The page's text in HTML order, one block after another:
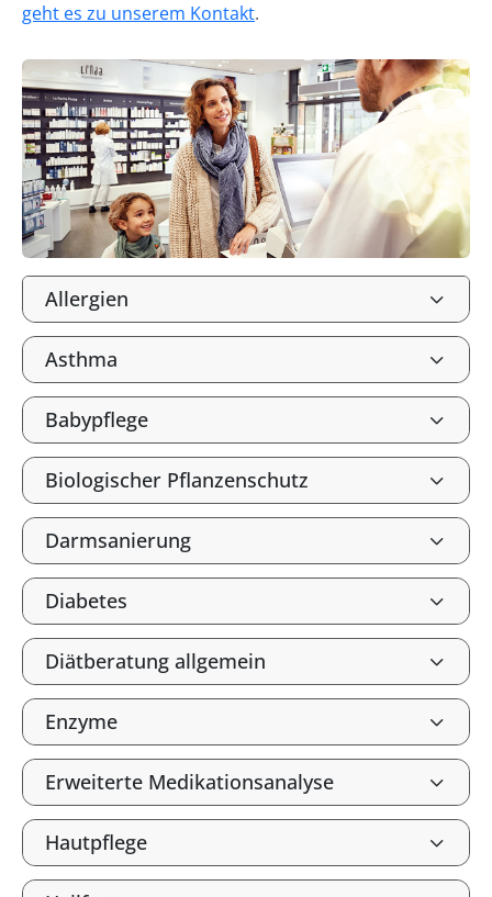
geht es zu unserem Kontakt.
Allergien
Asthma
Babypflege
Biologischer Pflanzenschutz
Darmsanierung
Diabetes
Diätberatung allgemein
Enzyme
Erweiterte Medikationsanalyse
Hautpflege